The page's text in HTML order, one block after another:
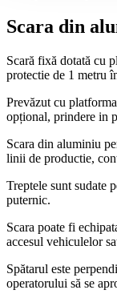
Scara din
Scară fixă dotată cu
protectie de 1 metru
Prevăzut cu
opțional, prindere in
Scara din aluminiu
linii de productie,
Treptele sunt sudate
puternic.
Scara poate fi
accesul vehiculelor
Spătarul este
operatorului să se